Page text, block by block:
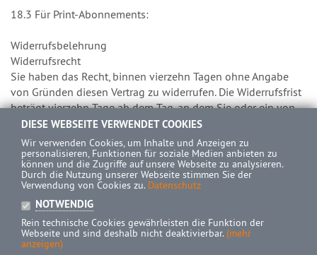
18.3 Für Print-Abonnements:
Widerrufsbelehrung
Widerrufsrecht
Sie haben das Recht, binnen vierzehn Tagen ohne Angabe
von Gründen diesen Vertrag zu widerrufen. Die Widerrufsfrist
beträgt vierzehn Tage ab dem Tag, an dem Sie oder ein von
Ihnen benannter Dritter, der nicht der Beförderer ist, die erste
Ware in Besitz genommen haben bzw. hat. Um Ihr
Widerrufsrecht auszuüben, müssen Sie uns (Schwaneberger
Verlag GmbH, Industriestraße 1, 82110 Germering; Telefon: +
49 (0) 89 323 93-02, Telefax: + 49 (0) 89 323 93 248, E-Mail:
info@michel.de) mittels einer eindeutigen Erklärung (z. B. ein
mit der Post versandter Brief oder eine E-Mail) über Ihren
Entschluss, diesen Vertrag zu widerrufen, informieren. Sie
können dafür das beigefügte Muster-Widerrufsformular
DIESE WEBSEITE VERWENDET COOKIES
Wir verwenden Cookies, um Inhalte und Anzeigen zu
personalisieren, Funktionen für soziale Medien anbieten zu
können und die Zugriffe auf unsere Webseite zu analysieren.
Durch die Nutzung unserer Webseite stimmen Sie der
Verwendung von Cookies zu. Datenschutz
NOTWENDIG
Rein technische Cookies gewährleisten die Funktion der
Webseite und sind deshalb nicht deaktivierbar. (mehr
anzeigen)